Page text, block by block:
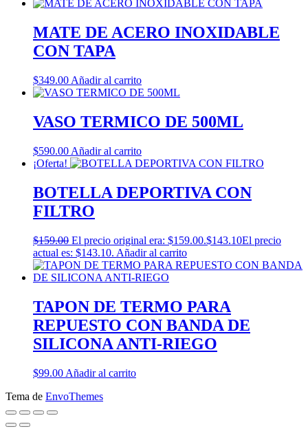
MATE DE ACERO INOXIDABLE
CON TAPA
$349.00 Añadir al carrito
VASO TERMICO DE 500ML
$590.00 Añadir al carrito
¡Oferta!
BOTELLA DEPORTIVA CON
FILTRO
$159.00 El precio original era: $159.00.$143.10El precio
actual es: $143.10. Añadir al carrito
TAPON DE TERMO PARA
REPUESTO CON BANDA DE
SILICONA ANTI-RIEGO
$99.00 Añadir al carrito
Tema de EnvoThemes